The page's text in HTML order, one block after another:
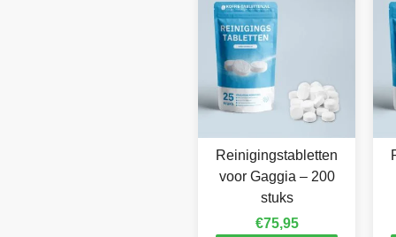
Reinigingstabletten
voor Gaggia – 200
stuks
€75,95